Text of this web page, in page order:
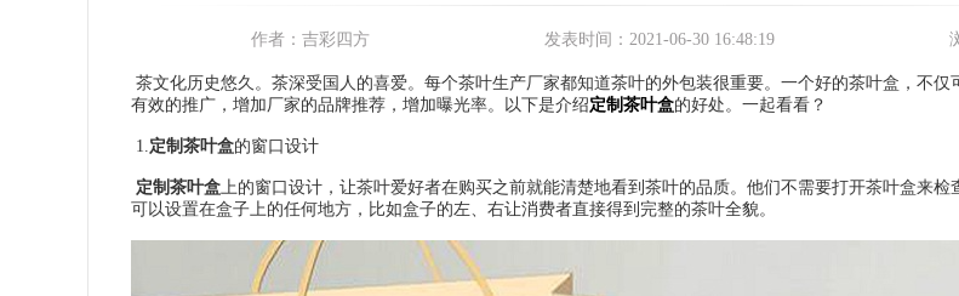
作者： 吉彩四方 发表时间： 2021-06-30 16:48:19
茶文化历史悠久。茶深受国人的喜爱。每个茶叶生产厂家都知道茶叶的外包装很重要。一个好的茶叶盒，不仅
有效的推广，增加厂家的品牌推荐，增加曝光率。以下是介绍定制茶叶盒的好处。一起看看？
1.定制茶叶盒的窗口设计
定制茶叶盒上的窗口设计，让茶叶爱好者在购买之前就能清楚地看到茶叶的品质。他们不需要打开茶叶盒来检
可以设置在盒子上的任何地方，比如盒子的左、右让消费者直接得到完整的茶叶全貌。